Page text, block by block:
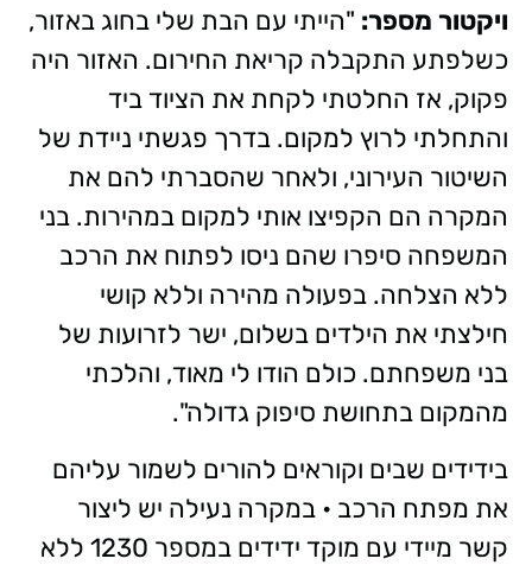
ויקטור מספר: "הייתי עם הבת שלי בחוג באזור,
כשלפתע התקבלה קריאת החירום. האזור היה
פקוק, אז החלטתי לקחת את הציוד ביד
והתחלתי לרוץ למקום. בדרך פגשתי ניידת של
השיטור העירוני, ולאחר שהסברתי להם את
המקרה הם הקפיצו אותי למקום במהירות. בני
המשפחה סיפרו שהם ניסו לפתוח את הרכב
ללא הצלחה. בפעולה מהירה וללא קושי
חילצתי את הילדים בשלום, ישר לזרועות של
בני משפחתם. כולם הודו לי מאוד, והלכתי
מהמקום בתחושת סיפוק גדולה".
בידידים שבים וקוראים להורים לשמור עליהם
את מפתח הרכב • במקרה נעילה יש ליצור
קשר מיידי עם מוקד ידידים במספר 1230 ללא